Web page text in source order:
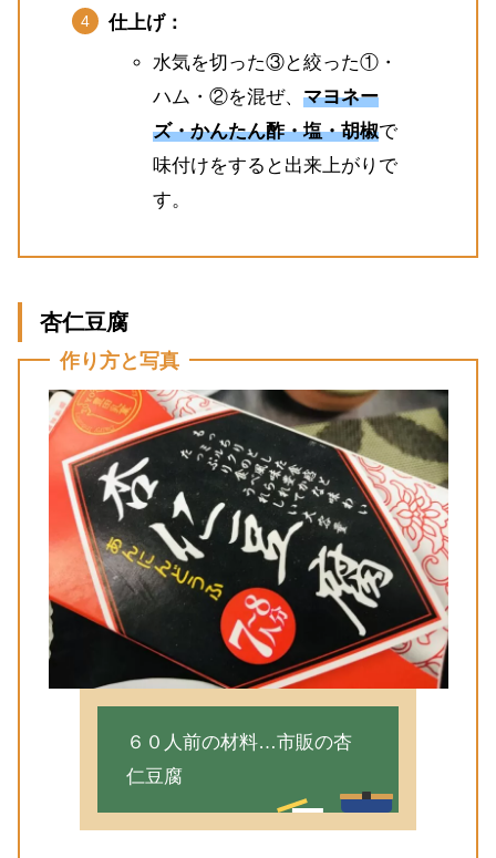
仕上げ：
水気を切った③と絞った①・
ハム・②を混ぜ、 マヨネー
ズ・かんたん酢・塩・胡椒で
味付けをすると出来上がりで
す。
杏仁豆腐
作り方と写真
６０人前の材料…市販の杏
仁豆腐